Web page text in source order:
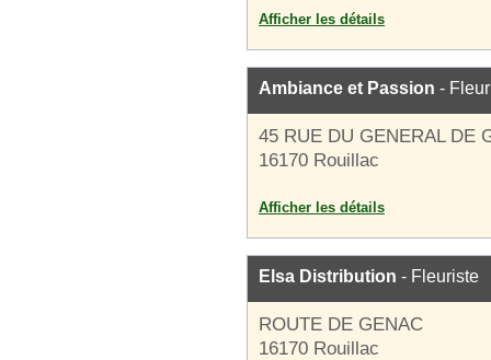
Afficher les détails
Ambiance et Passion -
45 RUE DU GENERAL DE
16170 Rouillac
Afficher les détails
Elsa Distribution - Fleuriste
ROUTE DE GENAC
16170 Rouillac